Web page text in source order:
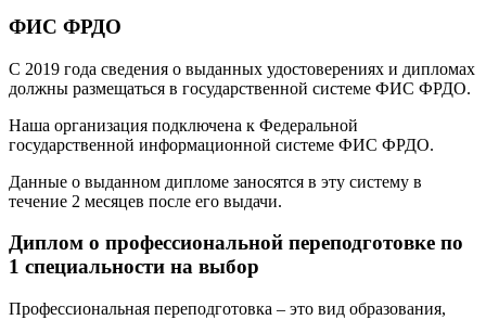
ФИС ФРДО
С 2019 года сведения о выданных удостоверениях и дипломах
должны размещаться в государственной системе ФИС ФРДО.
Наша организация подключена к Федеральной
государственной информационной системе ФИС ФРДО.
Данные о выданном дипломе заносятся в эту систему в
течение 2 месяцев после его выдачи.
Диплом о профессиональной переподготовке по
1 специальности на выбор
Профессиональная переподготовка – это вид образования,